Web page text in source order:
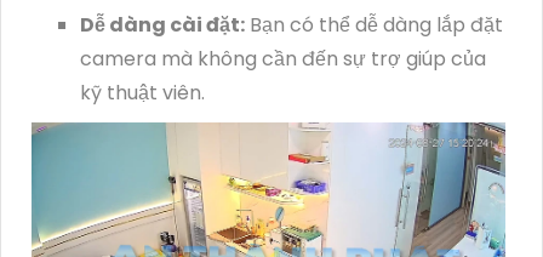
Dễ dàng cài đặt: Bạn có thể dễ dàng lắp đặt
camera mà không cần đến sự trợ giúp của
kỹ thuật viên.